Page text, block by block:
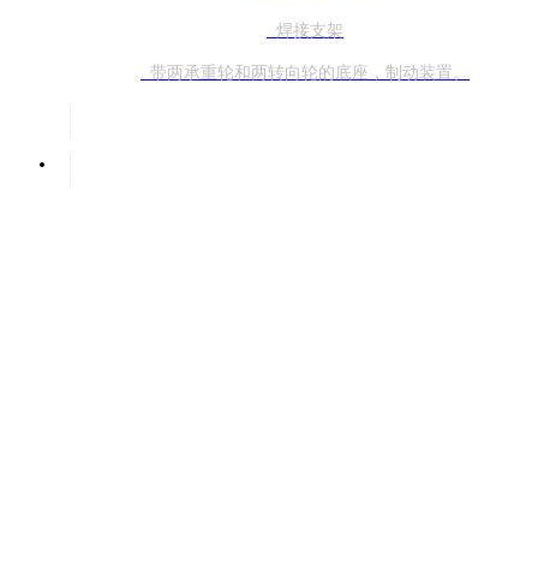
焊接支架
带两承重轮和两转向轮的底座，制动装置。